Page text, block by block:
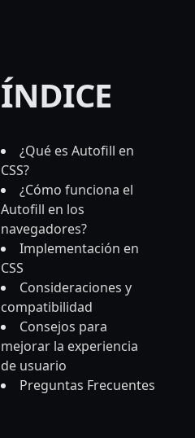
ÍNDICE
¿Qué es Autofill en
CSS?
¿Cómo funciona el
Autofill en los
navegadores?
Implementación en
CSS
Consideraciones y
compatibilidad
Consejos para
mejorar la experiencia
de usuario
Preguntas Frecuentes